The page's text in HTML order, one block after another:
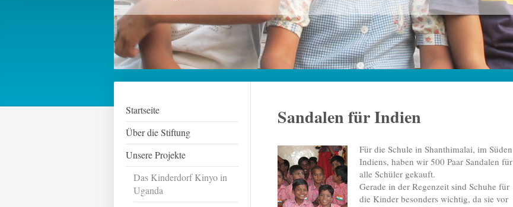
Startseite
Über die Stiftung
Unsere Projekte
Das Kinderdorf Kinyo in
Uganda
Sandalen für Indien
Für die Schule in Shanthimalai, im Süden
Indiens, haben wir 500 Paar Sandalen für
alle Schüler gekauft.
Gerade in der Regenzeit sind Schuhe für
die Kinder besonders wichtig, da sie vor